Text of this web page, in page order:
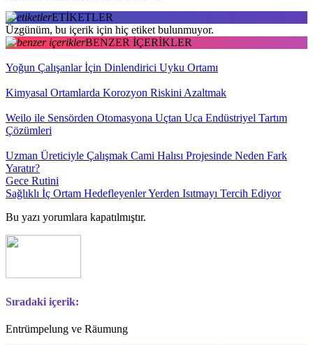
ETİKETLER
Üzgünüm, bu içerik için hiç etiket bulunmuyor.
BENZER İÇERİKLER
Yoğun Çalışanlar İçin Dinlendirici Uyku Ortamı
Kimyasal Ortamlarda Korozyon Riskini Azaltmak
Weilo ile Sensörden Otomasyona Uçtan Uca Endüstriyel Tartım
Çözümleri
Uzman Üreticiyle Çalışmak Cami Halısı Projesinde Neden Fark
Yaratır?
Gece Rutini
Sağlıklı İç Ortam Hedefleyenler Yerden Isıtmayı Tercih Ediyor
Bu yazı yorumlara kapatılmıştır.
Sıradaki içerik:
Entrümpelung ve Räumung